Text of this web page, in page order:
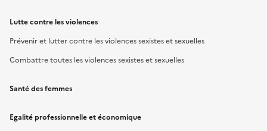
Lutte contre les violences
Prévenir et lutter contre les violences sexistes et sexuelles
Combattre toutes les violences sexistes et sexuelles
Santé des femmes
Egalité professionnelle et économique